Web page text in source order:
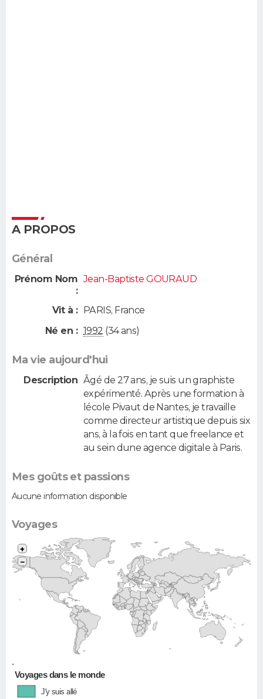
A PROPOS
Général
Prénom Nom
:
Jean-Baptiste GOURAUD
Vit à : PARIS, France
Né en : 1992 (34 ans)
Ma vie aujourd'hui
Description Âgé de 27 ans, je suis un graphiste
expérimenté. Après une formation à
lécole Pivaut de Nantes, je travaille
comme directeur artistique depuis six
ans, à la fois en tant que freelance et
au sein dune agence digitale à Paris.
Mes goûts et passions
Aucune information disponible
Voyages
•
+
−
Voyages dans le monde
J'y suis allé